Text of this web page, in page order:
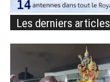
Les derniers articles